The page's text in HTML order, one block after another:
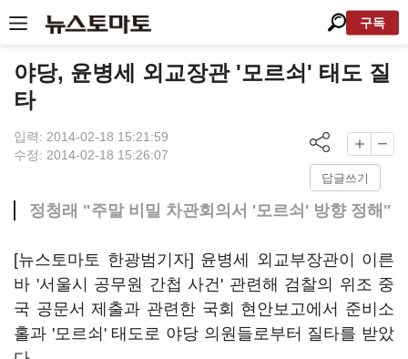
구독
야당, 윤병세 외교장관 '모르쇠' 태도 질
타
입력: 2014-02-18 15:21:59
수정: 2014-02-18 15:26:07
답글쓰기
정청래 "주말 비밀 차관회의서 '모르쇠' 방향 정해"
[뉴스토마토 한광범기자] 윤병세 외교부장관이 이른
바 '서울시 공무원 간첩 사건' 관련해 검찰의 위조 중
국 공문서 제출과 관련한 국회 현안보고에서 준비소
홀과 '모르쇠' 태도로 야당 의원들로부터 질타를 받았